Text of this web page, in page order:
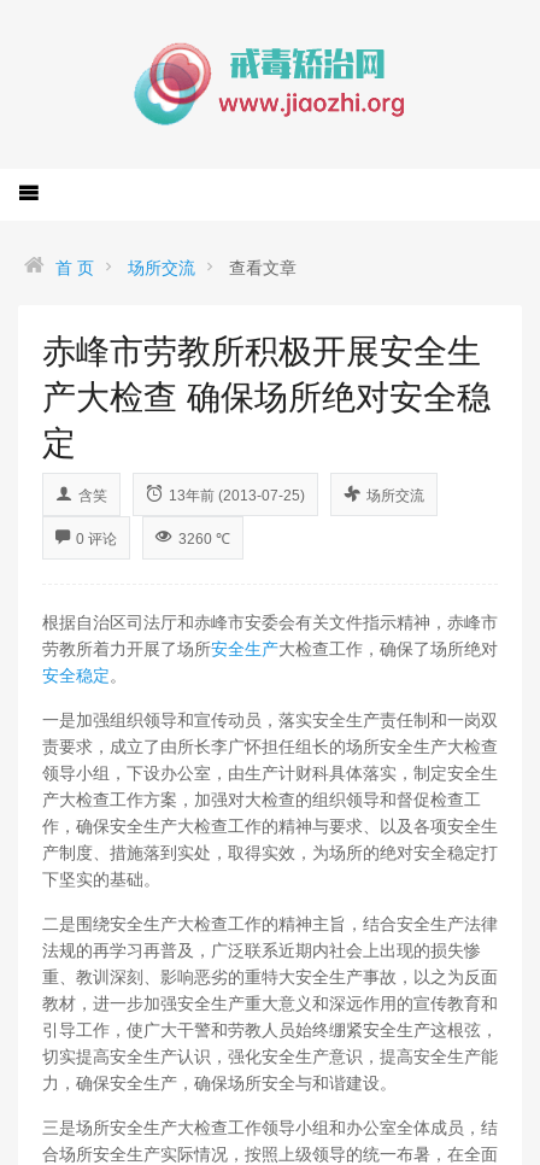
首 页 场所交流 查看文章
赤峰市劳教所积极开展安全生
产大检查 确保场所绝对安全稳
定
含笑 13年前 (2013-07-25) 场所交流
0 评论 3260 ℃
根据自治区司法厅和赤峰市安委会有关文件指示精神，赤峰市
劳教所着力开展了场所安全生产大检查工作，确保了场所绝对
安全稳定。
一是加强组织领导和宣传动员，落实安全生产责任制和一岗双
责要求，成立了由所长李广怀担任组长的场所安全生产大检查
领导小组，下设办公室，由生产计财科具体落实，制定安全生
产大检查工作方案，加强对大检查的组织领导和督促检查工
作，确保安全生产大检查工作的精神与要求、以及各项安全生
产制度、措施落到实处，取得实效，为场所的绝对安全稳定打
下坚实的基础。
二是围绕安全生产大检查工作的精神主旨，结合安全生产法律
法规的再学习再普及，广泛联系近期内社会上出现的损失惨
重、教训深刻、影响恶劣的重特大安全生产事故，以之为反面
教材，进一步加强安全生产重大意义和深远作用的宣传教育和
引导工作，使广大干警和劳教人员始终绷紧安全生产这根弦，
切实提高安全生产认识，强化安全生产意识，提高安全生产能
力，确保安全生产，确保场所安全与和谐建设。
三是场所安全生产大检查工作领导小组和办公室全体成员，结
合场所安全生产实际情况，按照上级领导的统一布暑，在全面